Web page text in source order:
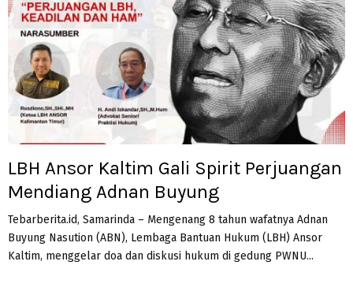
LBH Ansor Kaltim Gali Spirit Perjuangan
Mendiang Adnan Buyung
Tebarberita.id, Samarinda – Mengenang 8 tahun wafatnya Adnan
Buyung Nasution (ABN), Lembaga Bantuan Hukum (LBH) Ansor
Kaltim, menggelar doa dan diskusi hukum di gedung PWNU...